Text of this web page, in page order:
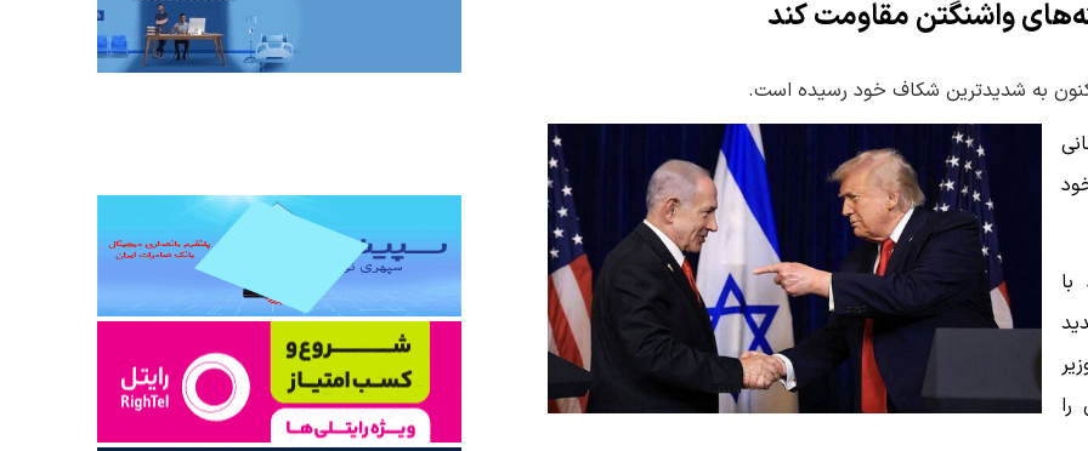
واشنگتن مقاومت کند
به شدیدترین شکاف خود رسیده است.
را